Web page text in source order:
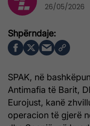
SPAK, në
Antimafia të Barit,
Eurojust, kanë
operacion të gjerë
26/05/2026